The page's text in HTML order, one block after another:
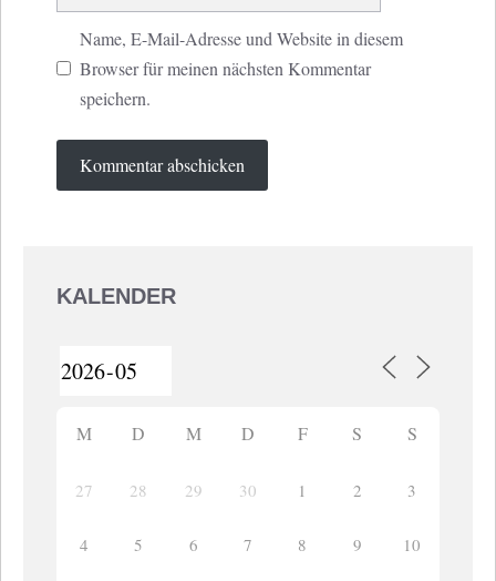
Name, E-Mail-Adresse und Website in diesem
Browser für meinen nächsten Kommentar
speichern.
KALENDER
M D M D F S S
27 28 29 30 1 2 3
4 5 6 7 8 9 10